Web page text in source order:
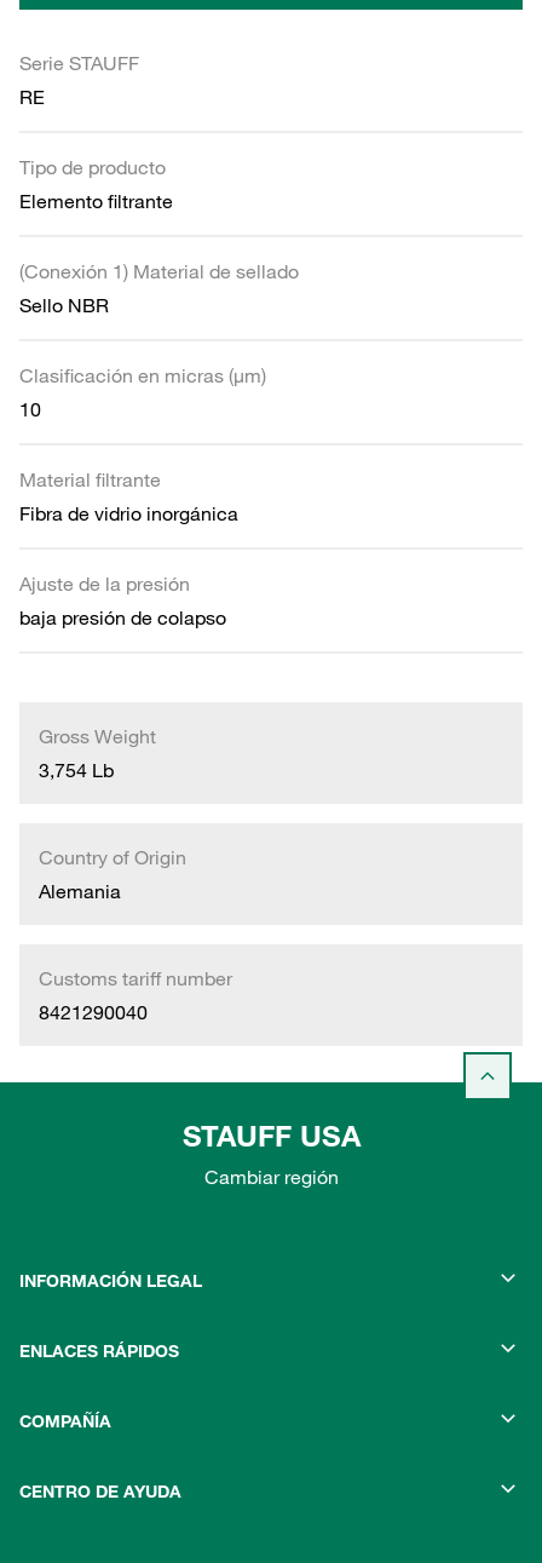
Serie STAUFF
RE
Tipo de producto
Elemento filtrante
(Conexión 1) Material de sellado
Sello NBR
Clasificación en micras (µm)
10
Material filtrante
Fibra de vidrio inorgánica
Ajuste de la presión
baja presión de colapso
Gross Weight
3,754 Lb
Country of Origin
Alemania
Customs tariff number
8421290040
STAUFF USA
Cambiar región
INFORMACIÓN LEGAL
ENLACES RÁPIDOS
COMPAÑÍA
CENTRO DE AYUDA